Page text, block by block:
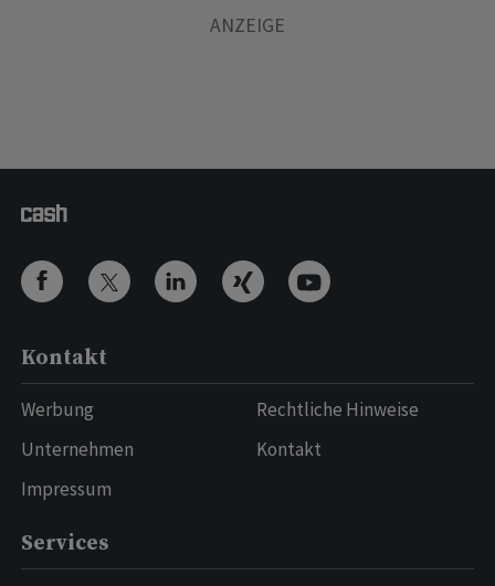
Kontakt
Werbung
Unternehmen
Impressum
Rechtliche Hinweise
Kontakt
Services